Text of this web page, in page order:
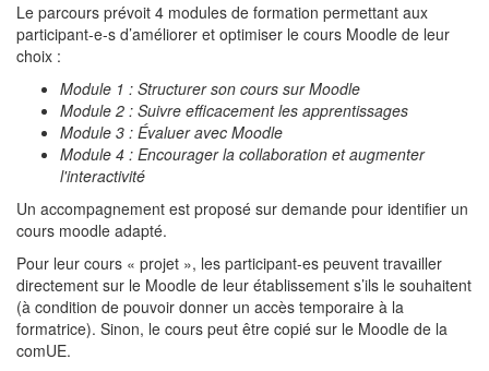
Le parcours prévoit 4 modules de formation permettant aux
participant-e-s d’améliorer et optimiser le cours Moodle de leur
choix :
Module 1 : Structurer son cours sur Moodle
Module 2 : Suivre efficacement les apprentissages
Module 3 : Évaluer avec Moodle
Module 4 : Encourager la collaboration et augmenter
l'interactivité
Un accompagnement est proposé sur demande pour identifier un
cours moodle adapté.
Pour leur cours « projet », les participant-es peuvent travailler
directement sur le Moodle de leur établissement s’ils le souhaitent
(à condition de pouvoir donner un accès temporaire à la
formatrice). Sinon, le cours peut être copié sur le Moodle de la
comUE.